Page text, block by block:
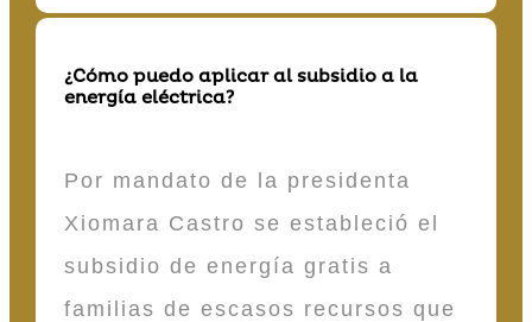
¿Cómo puedo aplicar al subsidio a la
energía eléctrica?
Por mandato de la presidenta
Xiomara Castro se estableció el
subsidio de energía gratis a
familias de escasos recursos que